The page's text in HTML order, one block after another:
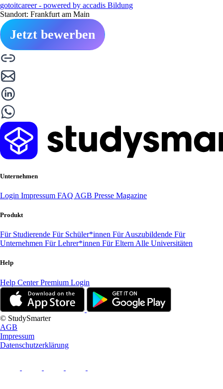
gotoitcareer - powered by accadis Bildung
Standort: Frankfurt am Main
Jetzt bewerben
Unternehmen
Login Impressum FAQ AGB Presse Magazine
Produkt
Für Studierende Für Schüler*innen Für Auszubildende Für
Unternehmen Für Lehrer*innen Für Eltern Alle Universitäten
Help
Help CenterPremium Login
© StudySmarter
AGB
Impressum
Datenschutzerklärung